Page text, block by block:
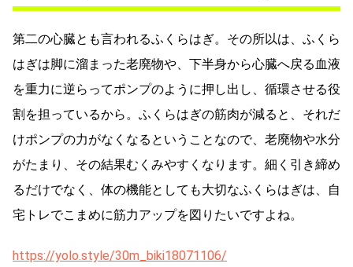
第二の心臓とも言われるふくらはぎ。その所以は、ふくら
はぎは脚に溜まった老廃物や、下半身から心臓へ戻る血液
を重力に逆らってポンプのように押し出し、循環させる役
割を担っているから。ふくらはぎの筋肉が減ると、それだ
けポンプの力がなくなるということなので、老廃物や水分
がたまり、その結果むくみやすくなります。細く引き締め
るだけでなく、体の機能としても大切なふくらはぎは、自
宅トレでこまめに筋力アップを図りたいですよね。
https://yolo.style/30m_biki18071106/